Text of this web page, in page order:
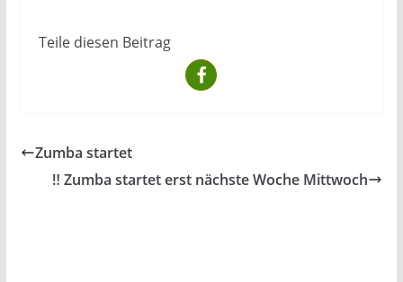
Teile diesen Beitrag
Zumba startet
‼️ Zumba startet erst nächste Woche Mittwoch